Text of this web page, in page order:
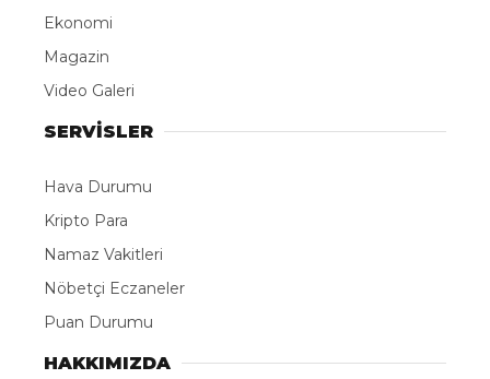
Ekonomi
Magazin
Video Galeri
SERVİSLER
Hava Durumu
Kripto Para
Namaz Vakitleri
Nöbetçi Eczaneler
Puan Durumu
HAKKIMIZDA